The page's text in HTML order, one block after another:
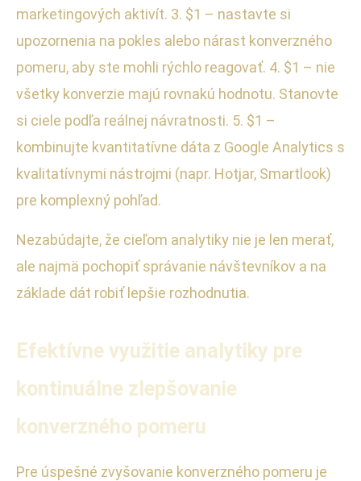
marketingových aktivít. 3. $1 – nastavte si
upozornenia na pokles alebo nárast konverzného
pomeru, aby ste mohli rýchlo reagovať. 4. $1 – nie
všetky konverzie majú rovnakú hodnotu. Stanovte
si ciele podľa reálnej návratnosti. 5. $1 –
kombinujte kvantitatívne dáta z Google Analytics s
kvalitatívnymi nástrojmi (napr. Hotjar, Smartlook)
pre komplexný pohľad.
Nezabúdajte, že cieľom analytiky nie je len merať,
ale najmä pochopiť správanie návštevníkov a na
základe dát robiť lepšie rozhodnutia.
Efektívne využitie analytiky pre
kontinuálne zlepšovanie
konverzného pomeru
Pre úspešné zvyšovanie konverzného pomeru je